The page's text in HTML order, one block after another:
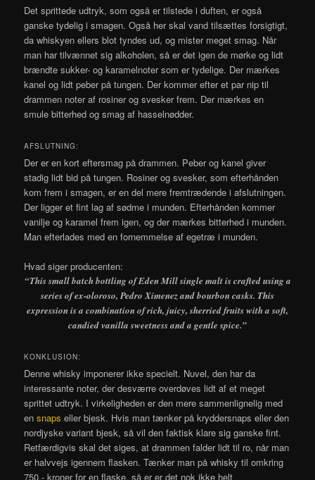
Det sprittede udtryk, som også er tilstede i duften, er også
ganske tydelig i smagen. Også her skal vand tilsættes forsigtigt,
da whiskyen ellers blot tyndes ud, og mister meget smag. Når
man har tilvænnet sig alkoholen, så er det igen de mørke og lidt
brændte sukker- og karamelnoter som er tydelige. Der mærkes
kanel og lidt peber på tungen. Der kommer efter et par nip til
drammen noter af rosiner og svesker frem. Der mærkes en
smule bitterhed og smag af hasselnødder.
AFSLUTNING:
Der er en kort eftersmag på drammen. Peber og kanel giver
stadig lidt bid på tungen. Rosiner og svesker, som efterhånden
kom frem i smagen, er en del mere fremtrædende i afslutningen.
Der ligger et fint lag af sødme i munden. Efterhånden kommer
vanilje og karamel frem igen, og der mærkes bitterhed i munden.
Man efterlades med en fornemmelse af egetræ i munden.
Hvad siger producenten:
“This small batch bottling of Eden Mill single malt is crafted using a
series of ex-oloroso, Pedro Ximenez and bourbon casks. This
expression is a combination of rich, juicy, sherried fruits with a soft,
candied vanilla sweetness and a gentle spice.”
KONKLUSION:
Denne whisky imponerer ikke specielt. Nuvel, den har da
interessante noter, der desværre overdøves lidt af et meget
sprittet udtryk. I virkeligheden er den mere sammenlignelig med
ensnaps eller bjesk. Hvis man tænker på kryddersnaps eller den
nordjyske variant bjesk, så vil den faktisk klare sig ganske fint.
Retfærdigvis skal det siges, at drammen falder lidt til ro, når man
er halvvejs igennem flasken. Tænker man på whisky til omkring
750,- kroner for en flaske, så er er det nok ikke helt